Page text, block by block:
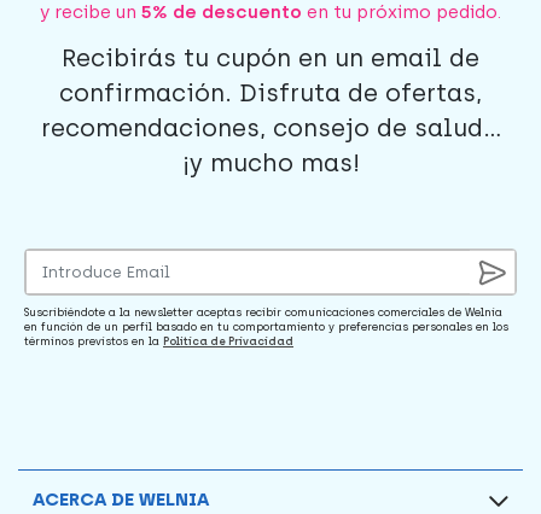
y recibe un 5% de descuento en tu próximo pedido.
Recibirás tu cupón en un email de
confirmación. Disfruta de ofertas,
recomendaciones, consejo de salud...
¡y mucho mas!
Suscribiéndote a la newsletter aceptas recibir comunicaciones comerciales de Welnia
en función de un perfil basado en tu comportamiento y preferencias personales en los
términos previstos en la Política de Privacidad
ACERCA DE WELNIA